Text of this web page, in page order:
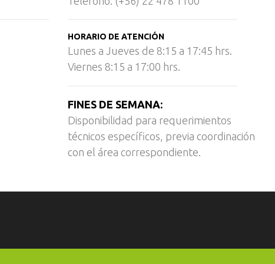
HORARIO DE ATENCIÓN
Lunes a Jueves de 8:15 a 17:45 hrs.
Viernes 8:15 a 17:00 hrs.
FINES DE SEMANA:
Disponibilidad para requerimientos
técnicos específicos, previa coordinación
con el área correspondiente.